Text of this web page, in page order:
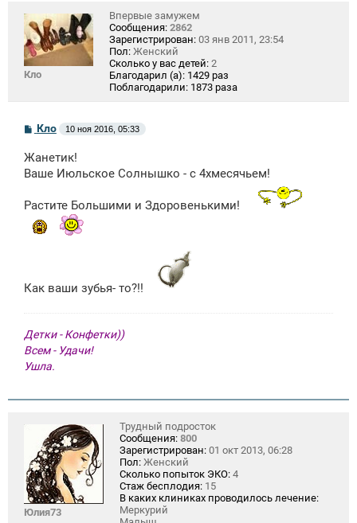
Кло
Впервые замужем
Сообщения: 2862
Зарегистрирован: 03 янв 2011, 23:54
Пол: Женский
Сколько у вас детей: 2
Благодарил (а): 1429 раз
Поблагодарили: 1873 раза
С
о
б
щ
и
Кло 10 ноя 2016, 05:33
Жанетик!
Ваше Июльское Солнышко - с 4хмесячьем!
Растите Большими и Здоровенькими!
Как ваши зубья- то?!!
Детки - Конфетки))
Всем - Удачи!
Ушла.
Юлия73
Трудный подросток
Сообщения: 800
Зарегистрирован: 01 окт 2013, 06:28
Пол: Женский
Сколько попыток ЭКО: 4
Стаж бесплодия: 15
В каких клиниках проводилось лечение:
Меркурий